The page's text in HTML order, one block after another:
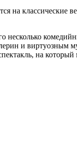
на
несколько
и
на